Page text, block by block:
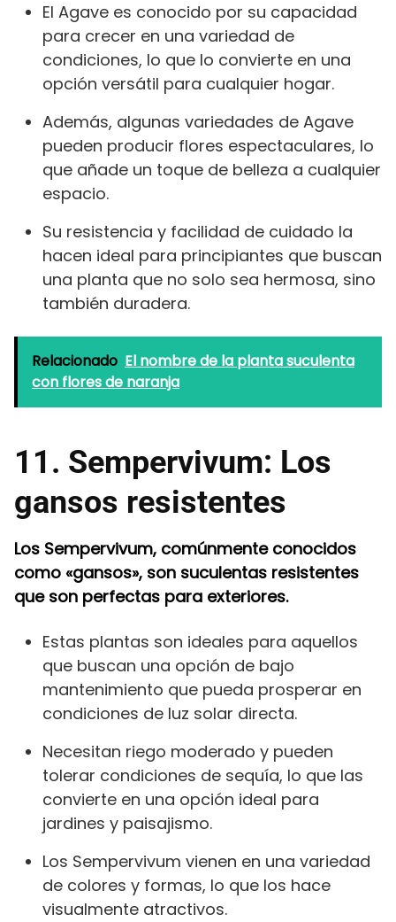
El Agave es conocido por su capacidad
para crecer en una variedad de
condiciones, lo que lo convierte en una
opción versátil para cualquier hogar.
Además, algunas variedades de Agave
pueden producir flores espectaculares, lo
que añade un toque de belleza a cualquier
espacio.
Su resistencia y facilidad de cuidado la
hacen ideal para principiantes que buscan
una planta que no solo sea hermosa, sino
también duradera.
Relacionado El nombre de la planta suculenta
con flores de naranja
11. Sempervivum: Los
gansos resistentes
Los Sempervivum, comúnmente conocidos
como «gansos», son suculentas resistentes
que son perfectas para exteriores.
Estas plantas son ideales para aquellos
que buscan una opción de bajo
mantenimiento que pueda prosperar en
condiciones de luz solar directa.
Necesitan riego moderado y pueden
tolerar condiciones de sequía, lo que las
convierte en una opción ideal para
jardines y paisajismo.
Los Sempervivum vienen en una variedad
de colores y formas, lo que los hace
visualmente atractivos.